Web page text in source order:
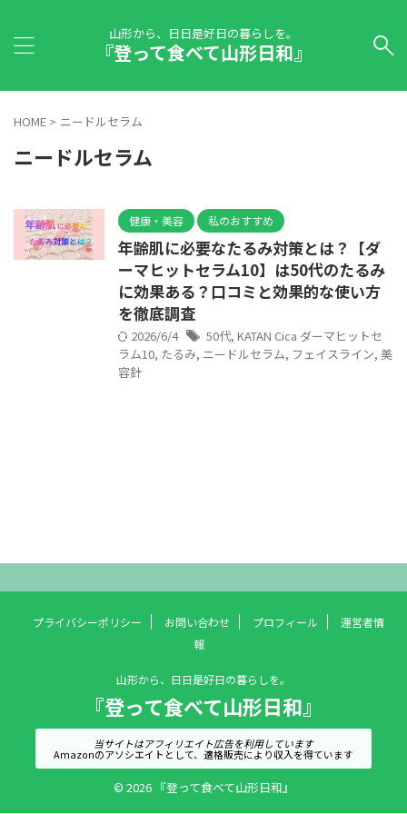
山形から、日日是好日の暮らしを。
『登って食べて山形日和』
HOME > ニードルセラム
ニードルセラム
健康・美容 私のおすすめ
年齢肌に必要なたるみ対策とは？【ダ
ーマヒットセラム10】は50代のたるみ
に効果ある？口コミと効果的な使い方
を徹底調査
2026/6/4 50代, KATAN Cica ダーマヒットセ
ラム10, たるみ, ニードルセラム, フェイスライン, 美
容針
プライバシーポリシー お問い合わせ プロフィール
運営者情
報
山形から、日日是好日の暮らしを。
『登って食べて山形日和』
当サイトはアフィリエイト広告を利用しています
Amazonのアソシエイトとして、適格販売により収入を得ています
© 2026 『登って食べて山形日和』